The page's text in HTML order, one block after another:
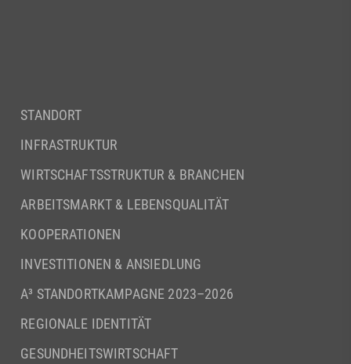
STANDORT
INFRASTRUKTUR
WIRTSCHAFTSSTRUKTUR & BRANCHEN
ARBEITSMARKT & LEBENSQUALITÄT
KOOPERATIONEN
INVESTITIONEN & ANSIEDLUNG
A³ STANDORTKAMPAGNE 2023–2026
REGIONALE IDENTITÄT
GESUNDHEITSWIRTSCHAFT